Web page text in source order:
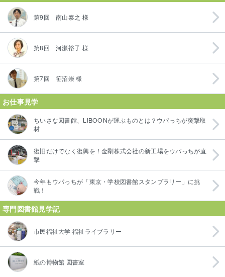
第9回 南山泰之 様
第8回 河瀬裕子 様
第7回 笹沼崇 様
お仕事見学
ちいさな図書館、LiBOONが運ぶものとは？ウパっちが突撃取
材
復旧だけでなく復興を！金剛株式会社の新工場をウパっちが直
撃
今年もウパっちが「東京・学校図書館スタンプラリー」に挑
戦！
専門図書館見学記
市民福祉大学 福祉ライブラリー
紙の博物館 図書室